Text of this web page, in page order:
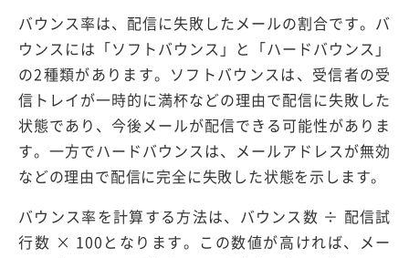
バウンス率は、配信に失敗したメールの割合です。バ
ウンスには「ソフトバウンス」と「ハードバウンス」
の2種類があります。ソフトバウンスは、受信者の受
信トレイが一時的に満杯などの理由で配信に失敗した
状態であり、今後メールが配信できる可能性がありま
す。一方でハードバウンスは、メールアドレスが無効
などの理由で配信に完全に失敗した状態を示します。
バウンス率を計算する方法は、バウンス数 ÷ 配信試
行数 × 100となります。この数値が高ければ、メー